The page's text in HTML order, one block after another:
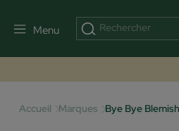
Menu
Accueil Marques Bye Bye Blemish